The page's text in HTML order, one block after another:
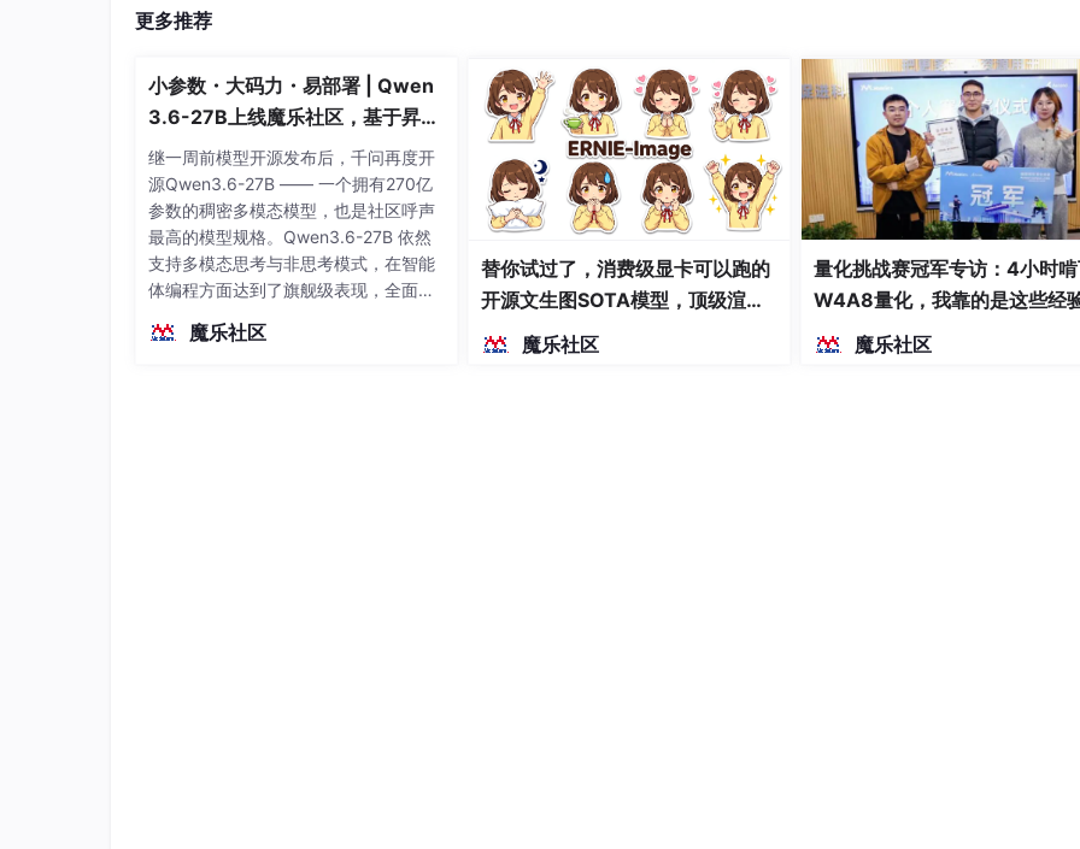
更多推荐
小参数・大码力・易部署 | Qwen
3.6-27B上线魔乐社区，基于昇腾
的部署教程来了
继一周前模型开源发布后，千问再度开
源Qwen3.6-27B —— 一个拥有270亿
参数的稠密多模态模型，也是社区呼声
最高的模型规格。Qwen3.6-27B 依然
支持多模态思考与非思考模式，在智能
体编程方面达到了旗舰级表现，全面超
（总参数397B / 激活参数17B的MoE模
魔乐社区
替你试过了，消费级显卡可以跑的
开源文生图SOTA模型，顶级渲
染、高密度文本绘图
魔乐社区
量化挑战赛冠军专访：4小时
W4A8量化，我靠的是这些经
魔乐社区